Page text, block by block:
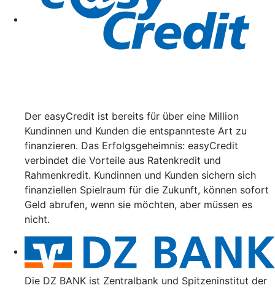
Der easyCredit ist bereits für über eine Million
Kundinnen und Kunden die entspannteste Art zu
finanzieren. Das Erfolgsgeheimnis: easyCredit
verbindet die Vorteile aus Ratenkredit und
Rahmenkredit. Kundinnen und Kunden sichern sich
finanziellen Spielraum für die Zukunft, können sofort
Geld abrufen, wenn sie möchten, aber müssen es
nicht.
Die DZ BANK ist Zentralbank und Spitzeninstitut der